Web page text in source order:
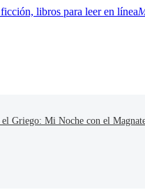
el Griego: Mi Noche con el